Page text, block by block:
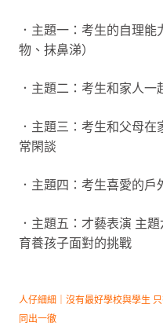
．主題一：考生的自理
物、抹鼻涕）
．主題二：考生和家人一
．主題三：考生和父母
常閑談
．主題四：考生喜愛的戶
．主題五：才藝表演 主
育養孩子面對的挑戰
人仔細細｜沒有最好學校與學生
同出一徹